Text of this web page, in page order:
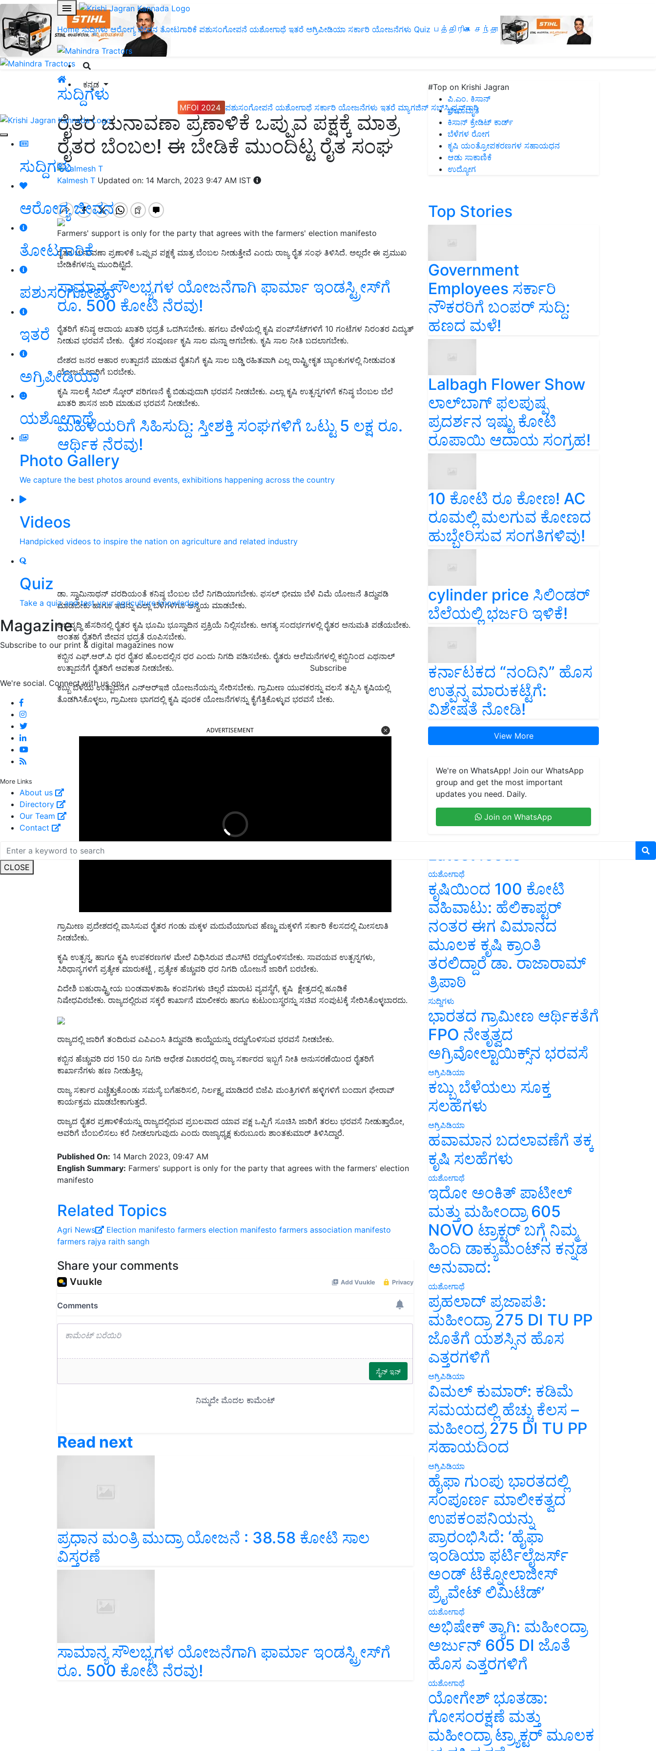
Home ಸುದ್ದಿಗಳು ಆರೋಗ್ಯ ಜೀವನ ತೋಟಗಾರಿಕೆ ಪಶುಸಂಗೋಪನೆ ಯಶೋಗಾಥೆ ಇತರೆ ಅಗ್ರಿಪೀಡಿಯಾ ಸರ್ಕಾರಿ ಯೋಜನೆಗಳು Quiz பத்திரிகை சந்தா
ಕನ್ನಡ
MFOI 2024 ಪಶುಸಂಗೋಪನೆ ಯಶೋಗಾಥೆ ಸರ್ಕಾರಿ ಯೋಜನೆಗಳು ಇತರೆ ಮ್ಯಾಗಜಿನ್‌ ಸಬ್‌ಸ್ಕ್ರಿಪ್ಷನ್‌ಗಾಗಿ
ಸುದ್ದಿಗಳು
ಆರೋಗ್ಯ ಜೀವನ
ತೋಟಗಾರಿಕೆ
ಪಶುಸಂಗೋಪನೆ
ಇತರೆ
ಅಗ್ರಿಪೀಡಿಯಾ
ಯಶೋಗಾಥೆ
Photo Gallery
We capture the best photos around events, exhibitions happening across the country
Videos
Handpicked videos to inspire the nation on agriculture and related industry
Quiz
Take a quiz and test your agriculture knowledge
Magazine
Subscribe to our print & digital magazines now
Subscribe
We're social. Connect with us on:
More Links
About us
Directory
Our Team
Contact
CLOSE
ಸುದ್ದಿಗಳು
ರೈತರ ಚುನಾವಣಾ ಪ್ರಣಾಳಿಕೆ ಒಪ್ಪುವ ಪಕ್ಷಕ್ಕೆ ಮಾತ್ರ
ರೈತರ ಬೆಂಬಲ! ಈ ಬೇಡಿಕೆ ಮುಂದಿಟ್ಟ ರೈತ ಸಂಘ
Kalmesh T Updated on: 14 March, 2023 9:47 AM IST
Farmers' support is only for the party that agrees with the farmers' election manifesto
ರೈತರ ಚುನಾವಣಾ ಪ್ರಣಾಳಿಕೆ ಒಪ್ಪುವ ಪಕ್ಷಕ್ಕೆ ಮಾತ್ರ ಬೆಂಬಲ ನೀಡುತ್ತೇವೆ ಎಂದು ರಾಜ್ಯ ರೈತ ಸಂಘ ತಿಳಿಸಿದೆ. ಅಲ್ಲದೇ ಈ ಪ್ರಮುಖ
ಬೇಡಿಕೆಗಳನ್ನು ಮುಂದಿಟ್ಟಿದೆ.
ಸಾಮಾನ್ಯ ಸೌಲಭ್ಯಗಳ ಯೋಜನೆಗಾಗಿ ಫಾರ್ಮಾ ಇಂಡಸ್ಟ್ರೀಸ್‌ಗೆ
ರೂ. 500 ಕೋಟಿ ನೆರವು!
ರೈತರಿಗೆ ಕನಿಷ್ಠ ಆದಾಯ ಖಾತರಿ ಭದ್ರತೆ ಒದಗಿಸಬೇಕು. ಹಗಲು ವೇಳೆಯಲ್ಲಿ ಕೃಷಿ ಪಂಪ್‌ಸೆಟ್‌ಗಳಿಗೆ 10 ಗಂಟೆಗಳ ನಿರಂತರ ವಿದ್ಯುತ್
ನೀಡುವ ಭರವಸೆ ಬೇಕು. ರೈತರ ಸಂಪೂರ್ಣ ಕೃಷಿ ಸಾಲ ಮನ್ನಾ ಆಗಬೇಕು. ಕೃಷಿ ಸಾಲ ನೀತಿ ಬದಲಾಗಬೇಕು.
ದೇಶದ ಜನರ ಆಹಾರ ಉತ್ಪಾದನೆ ಮಾಡುವ ರೈತನಿಗೆ ಕೃಷಿ ಸಾಲ ಬಡ್ಡಿ ರಹಿತವಾಗಿ ಎಲ್ಲ ರಾಷ್ಟ್ರೀಕೃತ ಬ್ಯಾಂಕುಗಳಲ್ಲಿ ನೀಡುವಂತ
ಯೋಜನೆ ಜಾರಿಗೆ ಬರಬೇಕು.
ಕೃಷಿ ಸಾಲಕ್ಕೆ ಸಿಬಿಲ್ ಸ್ಕೋರ್ ಪರಿಗಣನೆ ಕೈ ಬಿಡುವುದಾಗಿ ಭರವಸೆ ನೀಡಬೇಕು. ಎಲ್ಲಾ ಕೃಷಿ ಉತ್ಪನ್ನಗಳಿಗೆ ಕನಿಷ್ಠ ಬೆಂಬಲ ಬೆಲೆ
ಖಾತರಿ ಶಾಸನ ಜಾರಿ ಮಾಡುವ ಭರವಸೆ ನೀಡಬೇಕು.
ಮಹಿಳೆಯರಿಗೆ ಸಿಹಿಸುದ್ದಿ: ಸ್ತೀಶಕ್ತಿ ಸಂಘಗಳಿಗೆ ಒಟ್ಟು 5 ಲಕ್ಷ ರೂ.
ಆರ್ಥಿಕ ನೆರವು!
ಡಾ. ಸ್ವಾಮಿನಾಥನ್ ವರದಿಯಂತೆ ಕನಿಷ್ಠ ಬೆಂಬಲ ಬೆಲೆ ನಿಗದಿಯಾಗಬೇಕು. ಫಸಲ್ ಭೀಮಾ ಬೆಳೆ ವಿಮೆ ಯೋಜನೆ ತಿದ್ದುಪಡಿ
ಮಾಡಬೇಕು ಹಾಗೂ ಇದನ್ನು ಎಲ್ಲಾ ಬೆಳೆಗಳಿಗೂ ಅನ್ವಯ ಮಾಡಬೇಕು.
ಅಭಿವೃದ್ಧಿ ಹೆಸರಿನಲ್ಲಿ ರೈತರ ಕೃಷಿ ಭೂಮಿ ಭೂಸ್ವಾದಿನ ಪ್ರಕ್ರಿಯೆ ನಿಲ್ಲಿಸಬೇಕು. ಅಗತ್ಯ ಸಂದರ್ಭಗಳಲ್ಲಿ ರೈತರ ಅನುಮತಿ ಪಡೆಯಬೇಕು.
ಅಂತಹ ರೈತರಿಗೆ ಜೀವನ ಭದ್ರತೆ ರೂಪಿಸಬೇಕು.
ಕಬ್ಬಿನ ಎಫ್‌.ಆರ್‌.ಪಿ ಧರ ರೈತರ ಹೊಲದಲ್ಲಿನ ಧರ ಎಂದು ನಿಗದಿ ಪಡಿಸಬೇಕು. ರೈತರು ಆಲೆಮನೆಗಳಲ್ಲಿ ಕಬ್ಬಿನಿಂದ ಎಥನಾಲ್
ಉತ್ಪಾದನೆಗೆ ರೈತರಿಗೆ ಅವಕಾಶ ನೀಡಬೇಕು.
ಕಬ್ಬು ಬೆಳೆಯ ಉತ್ಪಾದನೆಗೆ ಎನ್ಆರ್‌ಇಜಿ ಯೋಜನೆಯನ್ನು ಸೇರಿಸಬೇಕು. ಗ್ರಾಮೀಣ ಯುವಕರನ್ನು ವಲಸೆ ತಪ್ಪಿಸಿ ಕೃಷಿಯಲ್ಲಿ
ತೊಡಗಿಸಿಕೊಳ್ಳಲು, ಗ್ರಾಮೀಣ ಭಾಗದಲ್ಲಿ ಕೃಷಿ ಪೂರಕ ಯೋಜನೆಗಳನ್ನು ಕೈಗೆತ್ತಿಕೊಳ್ಳುವ ಭರವಸೆ ಬೇಕು.
ಗ್ರಾಮೀಣ ಪ್ರದೇಶದಲ್ಲಿ ವಾಸಿಸುವ ರೈತರ ಗಂಡು ಮಕ್ಕಳ ಮದುವೆಯಾಗುವ ಹೆಣ್ಣು ಮಕ್ಕಳಿಗೆ ಸರ್ಕಾರಿ ಕೆಲಸದಲ್ಲಿ ಮೀಸಲಾತಿ
ನೀಡಬೇಕು.
ಸಿರಿಧಾನ್ಯಗಳಿಗೆ ಪ್ರತ್ಯೇಕ ಮಾರುಕಟ್ಟೆ , ಪ್ರತ್ಯೇಕ ಹೆಚ್ಚುವರಿ ಧರ ನಿಗದಿ ಯೋಜನೆ ಜಾರಿಗೆ ಬರಬೇಕು.
ವಿದೇಶಿ ಬಹುರಾಷ್ಟ್ರೀಯ ಬಂಡವಾಳಶಾಹಿ ಕಂಪನಿಗಳು ಚಿಲ್ಲರೆ ಮಾರಾಟ ವ್ಯವಸ್ಥೆಗೆ, ಕೃಷಿ ಕ್ಷೇತ್ರದಲ್ಲಿ ಹೂಡಿಕೆ
ನಿಷೇಧವಿರಬೇಕು. ರಾಜ್ಯದಲ್ಲಿರುವ ಸಕ್ಕರೆ ಕಾರ್ಖಾನೆ ಮಾಲೀಕರು ಹಾಗೂ ಕುಟುಂಬಸ್ಥರನ್ನು ಸಚಿವ ಸಂಪುಟಕ್ಕೆ ಸೇರಿಸಿಕೊಳ್ಳಬಾರದು.
ರಾಜ್ಯದಲ್ಲಿ ಜಾರಿಗೆ ತಂದಿರುವ ಎಪಿಎಂಸಿ ತಿದ್ದುಪಡಿ ಕಾಯ್ದೆಯನ್ನು ರದ್ದುಗೊಳಿಸುವ ಭರವಸೆ ನೀಡಬೇಕು.
ಕಬ್ಬಿನ ಹೆಚ್ಚುವರಿ ದರ 150 ರೂ ನಿಗದಿ ಆಧೇಶ ವಿಚಾರದಲ್ಲಿ ರಾಜ್ಯ ಸರ್ಕಾರದ ಇಬ್ಬಗೆ ನೀತಿ ಅನುಸರಣೆಯಿಂದ ರೈತರಿಗೆ
ಕಾರ್ಖಾನೆಗಳು ಹಣ ನೀಡುತ್ತಿಲ್ಲ.
ರಾಜ್ಯ ಸರ್ಕಾರ ಎಚ್ಚೆತ್ತುಕೊಂಡು ಸಮಸ್ಯೆ ಬಗೆಹರಿಸಲಿ, ನಿರ್ಲಕ್ಷ್ಯ ಮಾಡಿದರೆ ಬಿಜೆಪಿ ಮಂತ್ರಿಗಳಿಗೆ ಹಳ್ಳಿಗಳಿಗೆ ಬಂದಾಗ ಘೇರಾವ್
ಕಾರ್ಯಕ್ರಮ ಮಾಡಬೇಕಾಗುತ್ತದೆ.
ರಾಜ್ಯದ ರೈತರ ಪ್ರಣಾಳಿಕೆಯನ್ನು ರಾಜ್ಯದಲ್ಲಿರುವ ಪ್ರಬಲವಾದ ಯಾವ ಪಕ್ಷ ಒಪ್ಪಿಗೆ ಸೂಚಿಸಿ ಜಾರಿಗೆ ತರಲು ಭರವಸೆ ನೀಡುತ್ತಾರೋ,
ಅವರಿಗೆ ಬೆಂಬಲಿಸಲು ಕರೆ ನೀಡಲಾಗುವುದು ಎಂದು ರಾಜ್ಯಾಧ್ಯಕ್ಷ ಕುರುಬೂರು ಶಾಂತಕುಮಾರ್ ತಿಳಿಸಿದ್ದಾರೆ.
English Summary:Farmers' support is only for the party that agrees with the farmers' election
manifesto
Related Topics
Agri News Election manifesto
farmers rajya raith sangh
ಪ್ರಧಾನ ಮಂತ್ರಿ ಮುದ್ರಾ ಯೋಜನೆ : 38.58 ಕೋಟಿ ಸಾಲ
ವಿಸ್ತರಣೆ
ಸಾಮಾನ್ಯ ಸೌಲಭ್ಯಗಳ ಯೋಜನೆಗಾಗಿ ಫಾರ್ಮಾ ಇಂಡಸ್ಟ್ರೀಸ್‌ಗೆ
ರೂ. 500 ಕೋಟಿ ನೆರವು!
#Top on Krishi Jagran
ಪಿ.ಎಂ. ಕಿಸಾನ್
ಜೀವಾಮೃತ
ಕಿಸಾನ್ ಕ್ರೇಡಿಟ್ ಕಾರ್ಡ್
ಬೆಳೆಗಳ ರೋಗ
ಕೃಷಿ ಯಂತ್ರೋಪಕರಣಗಳ ಸಹಾಯಧನ
ಆಡು ಸಾಕಾಣಿಕೆ
ಉದ್ಯೋಗ
Top Stories
Government
Employees ಸರ್ಕಾರಿ
ನೌಕರರಿಗೆ ಬಂಪರ್‌ ಸುದ್ದಿ:
ಹಣದ ಮಳೆ!
Lalbagh Flower Show
ಲಾಲ್‌ಬಾಗ್ ಫಲಪುಷ್ಪ
ಪ್ರದರ್ಶನ ಇಷ್ಟು ಕೋಟಿ
ರೂಪಾಯಿ ಆದಾಯ ಸಂಗ್ರಹ!
10 ಕೋಟಿ ರೂ ಕೋಣ! AC
ರೂಮಲ್ಲಿ ಮಲಗುವ ಕೋಣದ
ಹುಬ್ಬೇರಿಸುವ ಸಂಗತಿಗಳಿವು!
cylinder price ಸಿಲಿಂಡರ್‌
ಬೆಲೆಯಲ್ಲಿ ಭರ್ಜರಿ ಇಳಿಕೆ!
ಕರ್ನಾಟಕದ “ನಂದಿನಿ” ಹೊಸ
ಉತ್ಪನ್ನ ಮಾರುಕಟ್ಟೆಗೆ:
ವಿಶೇಷತೆ ನೋಡಿ!
View More
We're on WhatsApp! Join our WhatsApp
group and get the most important
updates you need. Daily.
Join on WhatsApp
Latest feeds
ಯಶೋಗಾಥೆ
ಕೃಷಿಯಿಂದ 100 ಕೋಟಿ
ವಹಿವಾಟು: ಹೆಲಿಕಾಪ್ಟರ್
ನಂತರ ಈಗ ವಿಮಾನದ
ಮೂಲಕ ಕೃಷಿ ಕ್ರಾಂತಿ
ತರಲಿದ್ದಾರೆ ಡಾ. ರಾಜಾರಾಮ್
ತ್ರಿಪಾಠಿ
ಸುದ್ದಿಗಳು
ಭಾರತದ ಗ್ರಾಮೀಣ ಆರ್ಥಿಕತೆಗೆ
FPO ನೇತೃತ್ವದ
ಅಗ್ರಿವೋಲ್ಟಾಯಿಕ್ಸ್‌ನ ಭರವಸೆ
ಅಗ್ರಿಪಿಡಿಯಾ
ಕಬ್ಬು ಬೆಳೆಯಲು ಸೂಕ್ತ
ಸಲಹೆಗಳು
ಅಗ್ರಿಪಿಡಿಯಾ
ಹವಾಮಾನ ಬದಲಾವಣೆಗೆ ತಕ್ಕ
ಕೃಷಿ ಸಲಹೆಗಳು
ಯಶೋಗಾಥೆ
ಇದೋ ಅಂಕಿತ್ ಪಾಟೀಲ್
ಮತ್ತು ಮಹೀಂದ್ರಾ 605
NOVO ಟ್ರಾಕ್ಟರ್ ಬಗ್ಗೆ ನಿಮ್ಮ
ಹಿಂದಿ ಡಾಕ್ಯುಮೆಂಟ್‌ನ ಕನ್ನಡ
ಅನುವಾದ:
ಯಶೋಗಾಥೆ
ಪ್ರಹಲಾದ್ ಪ್ರಜಾಪತಿ:
ಮಹೀಂದ್ರಾ 275 DI TU PP
ಜೊತೆಗೆ ಯಶಸ್ಸಿನ ಹೊಸ
ಎತ್ತರಗಳಿಗೆ
ಅಗ್ರಿಪಿಡಿಯಾ
ವಿಮಲ್ ಕುಮಾರ್: ಕಡಿಮೆ
ಸಮಯದಲ್ಲಿ ಹೆಚ್ಚು ಕೆಲಸ –
ಮಹೀಂದ್ರ 275 DI TU PP
ಸಹಾಯದಿಂದ
ಅಗ್ರಿಪಿಡಿಯಾ
ಹೈಫಾ ಗುಂಪು ಭಾರತದಲ್ಲಿ
ಸಂಪೂರ್ಣ ಮಾಲೀಕತ್ವದ
ಉಪಕಂಪನಿಯನ್ನು
ಪ್ರಾರಂಭಿಸಿದೆ: ‘ಹೈಫಾ
ಇಂಡಿಯಾ ಫರ್ಟಿಲೈಜರ್ಸ್
ಅಂಡ್ ಟೆಕ್ನೋಲಾಜೀಸ್
ಪ್ರೈವೇಟ್ ಲಿಮಿಟೆಡ್’
ಯಶೋಗಾಥೆ
ಅಭಿಷೇಕ್ ತ್ಯಾಗಿ: ಮಹೀಂದ್ರಾ
ಅರ್ಜುನ್ 605 DI ಜೊತೆ
ಹೊಸ ಎತ್ತರಗಳಿಗೆ
ಯಶೋಗಾಥೆ
ಯೋಗೇಶ್ ಭೂತಡಾ:
ಗೋಸಂರಕ್ಷಣೆ ಮತ್ತು
ಮಹೀಂದ್ರಾ ಟ್ರ್ಯಾಕ್ಟರ್ ಮೂಲಕ